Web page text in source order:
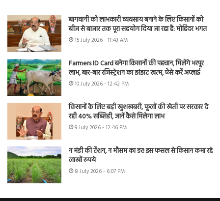
बागवानी को लाभकारी व्यवसाय बनाने के लिए किसानों को
बीज से बाजार तक पूरा सहयोग दिया जा रहा है: मोहिंदर भगत
15 July 2026 - 11:43 AM
Farmers ID Card बनेगा किसानों की पहचान, मिलेंगे भरपूर
लाभ, बार-बार रजिस्ट्रेशन का झंझट खत्म, ऐसे करें अप्लाई
10 July 2026 - 12:42 PM
किसानों के लिए बड़ी खुशखबरी, फूलों की खेती पर सरकार दे
रही 40% सब्सिडी, जानें कैसे मिलेगा लाभ
9 July 2026 - 12:46 PM
न मंडी की टेंशन, न मौसम का डर! इस फसल से किसान कमा रहे
लाखों रुपये
8 July 2026 - 6:07 PM